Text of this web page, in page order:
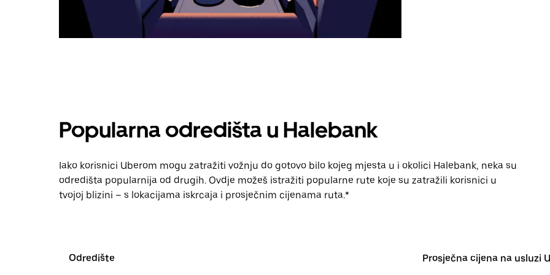
Popularna odredišta u Halebank
Iako korisnici Uberom mogu zatražiti vožnju do gotovo bilo kojeg mjesta u i okolici Halebank, neka su
odredišta popularnija od drugih. Ovdje možeš istražiti popularne rute koje su zatražili korisnici u
tvojoj blizini – s lokacijama iskrcaja i prosječnim cijenama ruta.*
Odredište Prosječna cijena na usluzi